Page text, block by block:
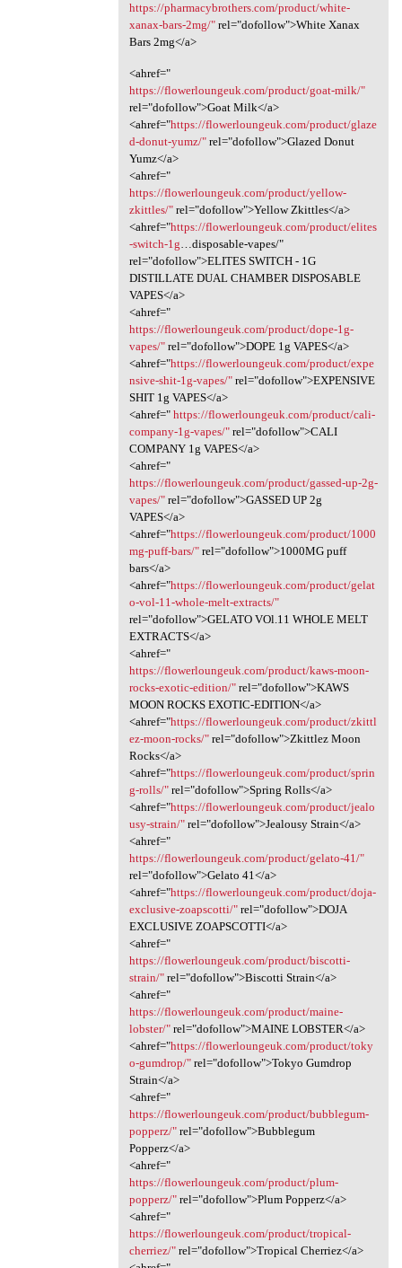
https://pharmacybrothers.com/product/white-
xanax-bars-2mg/"rel="dofollow">White Xanax
Bars 2mg</a>
<ahref="
https://flowerloungeuk.com/product/goat-milk/"
rel="dofollow">Goat Milk</a>
<ahref="https://flowerloungeuk.com/product/glaze
d-donut-yumz/"rel="dofollow">Glazed Donut
Yumz</a>
<ahref="
https://flowerloungeuk.com/product/yellow-
zkittles/"rel="dofollow">Yellow Zkittles</a>
<ahref="https://flowerloungeuk.com/product/elites
-switch-1g …disposable-vapes/"
rel="dofollow">ELITES SWITCH - 1G
DISTILLATE DUAL CHAMBER DISPOSABLE
VAPES</a>
<ahref="
https://flowerloungeuk.com/product/dope-1g-
vapes/"rel="dofollow">DOPE 1g VAPES</a>
<ahref="https://flowerloungeuk.com/product/expe
nsive-shit-1g-vapes/"rel="dofollow">EXPENSIVE
SHIT 1g VAPES</a>
<ahref=" https://flowerloungeuk.com/product/cali-
company-1g-vapes/"rel="dofollow">CALI
COMPANY 1g VAPES</a>
<ahref="
https://flowerloungeuk.com/product/gassed-up-2g-
vapes/"rel="dofollow">GASSED UP 2g
VAPES</a>
<ahref="https://flowerloungeuk.com/product/1000
mg-puff-bars/"rel="dofollow">1000MG puff
bars</a>
<ahref="https://flowerloungeuk.com/product/gelat
o-vol-11-whole-melt-extracts/"
rel="dofollow">GELATO VOl.11 WHOLE MELT
EXTRACTS</a>
<ahref="
https://flowerloungeuk.com/product/kaws-moon-
rocks-exotic-edition/"rel="dofollow">KAWS
MOON ROCKS EXOTIC-EDITION</a>
<ahref="https://flowerloungeuk.com/product/zkittl
ez-moon-rocks/"rel="dofollow">Zkittlez Moon
Rocks</a>
<ahref="https://flowerloungeuk.com/product/sprin
g-rolls/"rel="dofollow">Spring Rolls</a>
<ahref="https://flowerloungeuk.com/product/jealo
usy-strain/"rel="dofollow">Jealousy Strain</a>
<ahref="
https://flowerloungeuk.com/product/gelato-41/"
rel="dofollow">Gelato 41</a>
<ahref="https://flowerloungeuk.com/product/doja-
exclusive-zoapscotti/"rel="dofollow">DOJA
EXCLUSIVE ZOAPSCOTTI</a>
<ahref="
https://flowerloungeuk.com/product/biscotti-
strain/"rel="dofollow">Biscotti Strain</a>
<ahref="
https://flowerloungeuk.com/product/maine-
lobster/"rel="dofollow">MAINE LOBSTER</a>
<ahref="https://flowerloungeuk.com/product/toky
o-gumdrop/"rel="dofollow">Tokyo Gumdrop
Strain</a>
<ahref="
https://flowerloungeuk.com/product/bubblegum-
popperz/"rel="dofollow">Bubblegum
Popperz</a>
<ahref="
https://flowerloungeuk.com/product/plum-
popperz/"rel="dofollow">Plum Popperz</a>
<ahref="
https://flowerloungeuk.com/product/tropical-
cherriez/"rel="dofollow">Tropical Cherriez</a>